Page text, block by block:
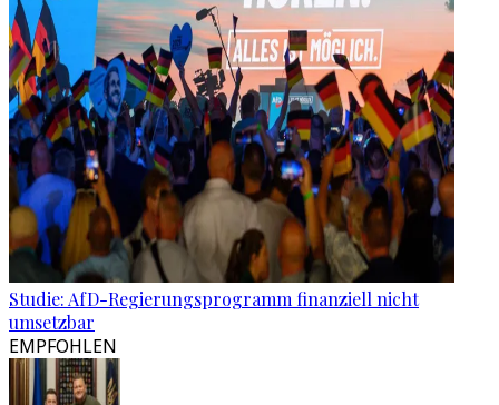
Studie: AfD-Regierungsprogramm finanziell nicht
umsetzbar
EMPFOHLEN